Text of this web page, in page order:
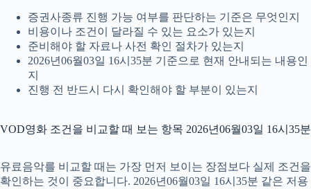
증권사종류 진행 가능 여부를 판단하는 기준은 무엇인지
비용이나 조건이 달라질 수 있는 요소가 있는지
준비해야 할 자료나 사전 확인 절차가 있는지
2026년06월03일 16시35분 기준으로 현재 안내되는 내용인
지
진행 전 반드시 다시 확인해야 할 부분이 있는지
VOD영화 조건을 비교할 때 보는 항목 2026년06월03일 16시35분
유료음악를 비교할 때는 가장 먼저 보이는 장점보다 실제 조건을
확인하는 것이 중요합니다. 2026년06월03일 16시35분 같은 저용